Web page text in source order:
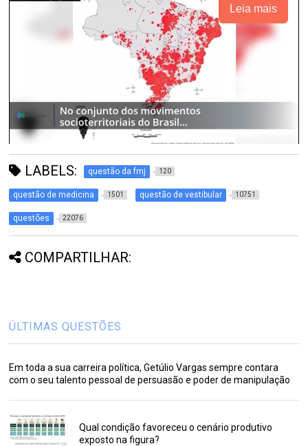
Leia mais
LABELS: questão da fmj 120
questão de medicina 1501 questão de vestibular 10751
questões 22076
COMPARTILHAR:
ÚLTIMAS QUESTÕES
Em toda a sua carreira política, Getúlio Vargas sempre contara
com o seu talento pessoal de persuasão e poder de manipulação
Qual condição favoreceu o cenário produtivo
exposto na figura?